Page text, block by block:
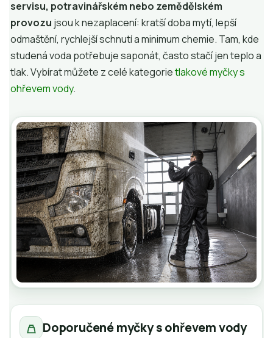
servisu, potravinářském nebo zemědělském
provozu jsou k nezaplacení: kratší doba mytí, lepší
odmaštění, rychlejší schnutí a minimum chemie. Tam, kde
studená voda potřebuje saponát, často stačí jen teplo a
tlak. Vybírat můžete z celé kategorietlakové myčky s
ohřevem vody.
Doporučené myčky s ohřevem vody